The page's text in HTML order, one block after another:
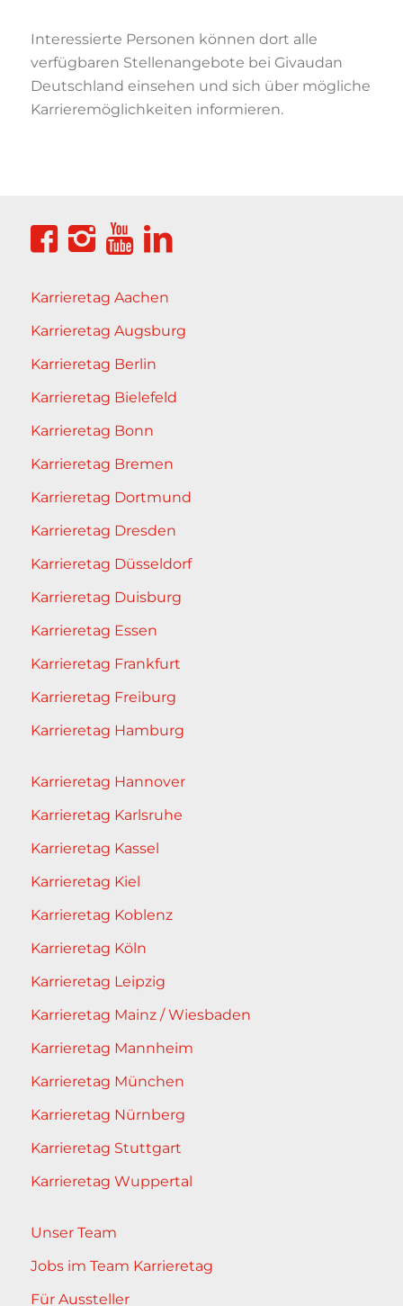
Interessierte Personen können dort alle
verfügbaren Stellenangebote bei Givaudan
Deutschland einsehen und sich über mögliche
Karrieremöglichkeiten informieren.
Karrieretag Aachen
Karrieretag Augsburg
Karrieretag Berlin
Karrieretag Bielefeld
Karrieretag Bonn
Karrieretag Bremen
Karrieretag Dortmund
Karrieretag Dresden
Karrieretag Düsseldorf
Karrieretag Duisburg
Karrieretag Essen
Karrieretag Frankfurt
Karrieretag Freiburg
Karrieretag Hamburg
Karrieretag Hannover
Karrieretag Karlsruhe
Karrieretag Kassel
Karrieretag Kiel
Karrieretag Koblenz
Karrieretag Köln
Karrieretag Leipzig
Karrieretag Mainz / Wiesbaden
Karrieretag Mannheim
Karrieretag München
Karrieretag Nürnberg
Karrieretag Stuttgart
Karrieretag Wuppertal
Unser Team
Jobs im Team Karrieretag
Für Aussteller